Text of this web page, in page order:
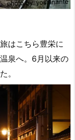
はこちら豊栄に
泉へ。6月以来の
。